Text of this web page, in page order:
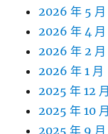
2026 年 5 月
2026 年 4 月
2026 年 2 月
2026 年 1 月
2025 年 12 月
2025 年 10 月
2025 年 9 月